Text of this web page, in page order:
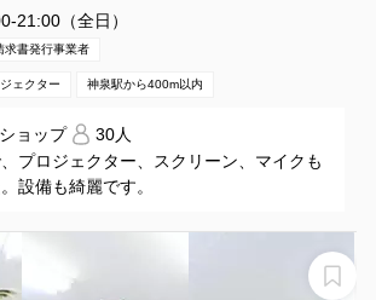
21:00（全日）
求書発行事業者
ェクター 神泉駅から400m以内
ョップ
30人
プロジェクター、スクリーン、マイクも
設備も綺麗です。
谷ヒカリエ隣！81名利用可！】プロ
ボード２枚・WiFi・演台・無線マ